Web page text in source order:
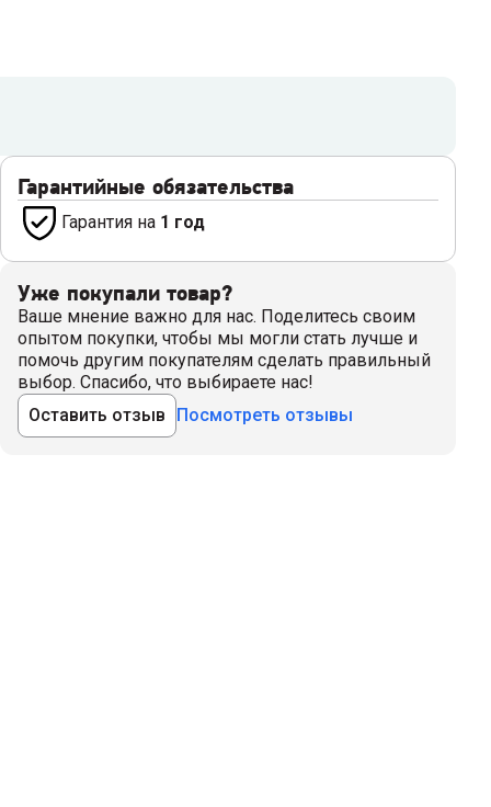
Гарантийные обязательства
Гарантия на 1 год
Уже покупали товар?
Ваше мнение важно для нас. Поделитесь своим
опытом покупки, чтобы мы могли стать лучше и
помочь другим покупателям сделать правильный
выбор. Спасибо, что выбираете нас!
Оставить отзыв
Посмотреть отзывы